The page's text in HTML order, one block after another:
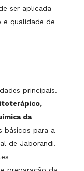
ser aplicada
e qualidade de
principais.
da
básicos para a
de Jaborandi.